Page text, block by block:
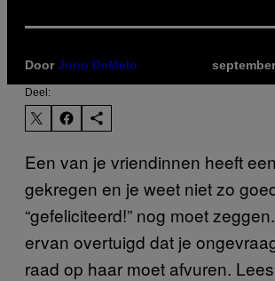
DoorJuno DeMelo
Deel:
Een van je vriendinnen heeft
gekregen en je weet niet zo
“gefeliciteerd!” nog moet
ervan overtuigd dat je
raad op haar moet afvuren.